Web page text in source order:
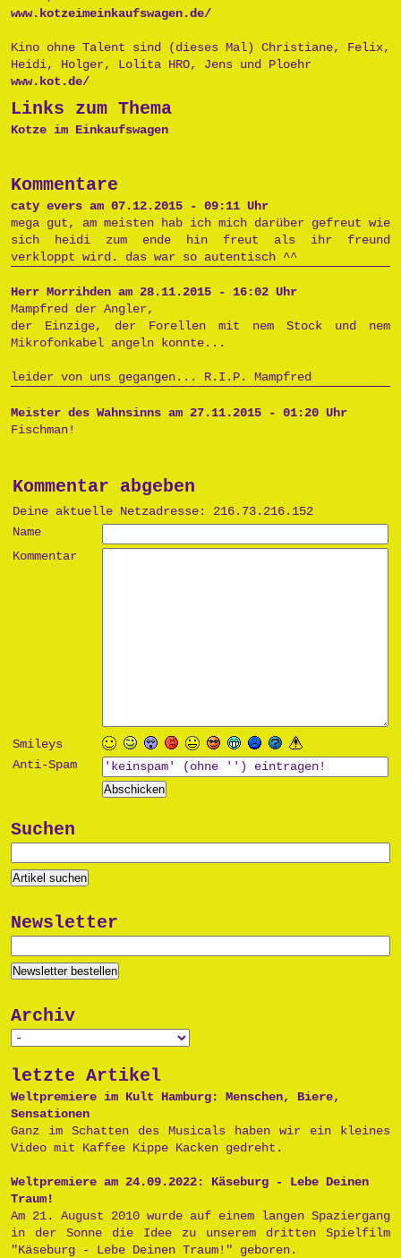
www.kotzeimeinkaufswagen.de/
Kino ohne Talent sind (dieses Mal) Christiane, Felix,
Heidi, Holger, Lolita HRO, Jens und Ploehr
www.kot.de/
Links zum Thema
Kotze im Einkaufswagen
Kommentare
caty evers am 07.12.2015 - 09:11 Uhr
mega gut, am meisten hab ich mich darüber gefreut wie
sich heidi zum ende hin freut als ihr freund
verkloppt wird. das war so autentisch ^^
Herr Morrihden am 28.11.2015 - 16:02 Uhr
Mampfred der Angler,
der Einzige, der Forellen mit nem Stock und nem
Mikrofonkabel angeln konnte...
leider von uns gegangen... R.I.P. Mampfred
Meister des Wahnsinns am 27.11.2015 - 01:20 Uhr
Fischman!
Kommentar abgeben
Deine aktuelle Netzadresse: 216.73.216.152
Name
Kommentar
Smileys
Anti-Spam
Suchen
Newsletter
Archiv
letzte Artikel
Weltpremiere im Kult Hamburg: Menschen, Biere,
Sensationen
Ganz im Schatten des Musicals haben wir ein kleines
Video mit Kaffee Kippe Kacken gedreht.
Weltpremiere am 24.09.2022: Käseburg - Lebe Deinen
Traum!
Am 21. August 2010 wurde auf einem langen Spaziergang
in der Sonne die Idee zu unserem dritten Spielfilm
"Käseburg - Lebe Deinen Traum!" geboren.